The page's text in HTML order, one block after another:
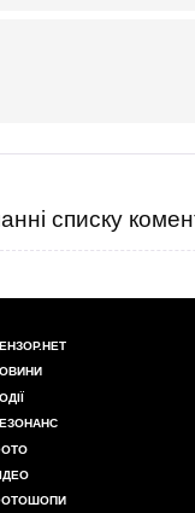
списку